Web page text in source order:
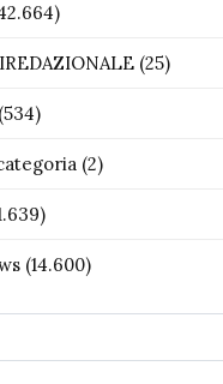
(25)
(2)
(14.600)